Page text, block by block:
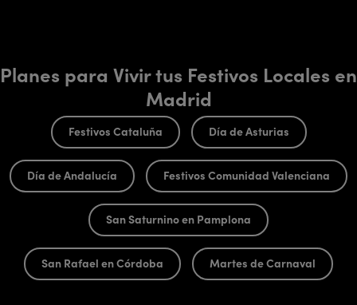
Planes para Vivir tus Festivos Locales en
Madrid
Festivos Cataluña Día de Asturias
Día de Andalucía Festivos Comunidad Valenciana
San Saturnino en Pamplona
San Rafael en Córdoba Martes de Carnaval